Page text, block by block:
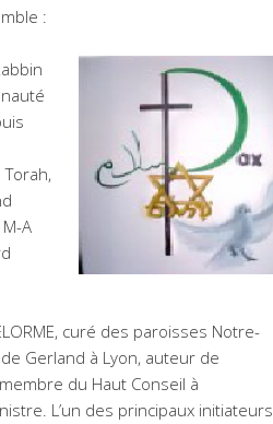
:
A
curé des paroisses Notre-
Gerland à Lyon, auteur de
du Haut Conseil à
L’un des principaux initiateurs